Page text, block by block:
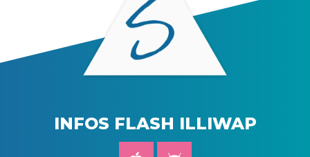
INFOS FLASH ILLIWAP